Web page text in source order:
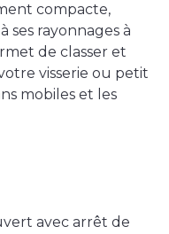
compacte,
ses rayonnages à
de classer et
visserie ou petit
mobiles et les
avec arrêt de